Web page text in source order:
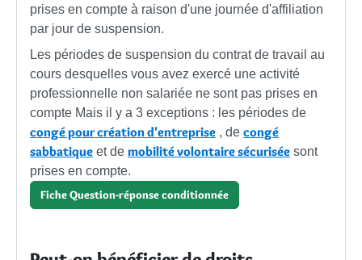
prises en compte à raison d'une journée d'affiliation
par jour de suspension.
Les périodes de suspension du contrat de travail au
cours desquelles vous avez exercé une activité
professionnelle non salariée ne sont pas prises en
compte Mais il y a 3 exceptions : les périodes de
congé pour création d'entreprise , de congé
sabbatique et de mobilité volontaire sécurisée sont
prises en compte.
Fiche Question-réponse conditionnée